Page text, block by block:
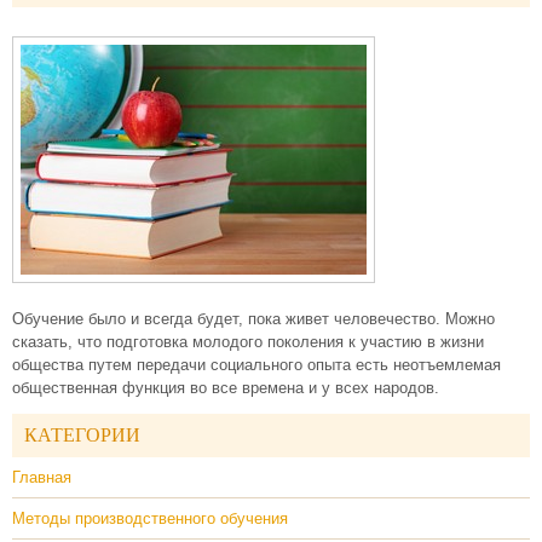
Обучение было и всегда будет, пока живет человечество. Можно
сказать, что подготовка молодого поколения к участию в жизни
общества путем передачи социального опыта есть неотъемлемая
общественная функция во все времена и у всех народов.
КАТЕГОРИИ
Главная
Методы производственного обучения